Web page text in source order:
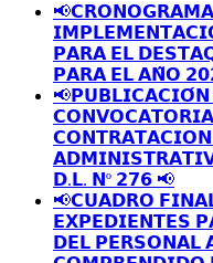
𝗣𝗔𝗥𝗔 𝗘𝗟
𝗣𝗔𝗥𝗔 𝗘𝗟 𝗔𝗡̃𝗢
𝗗.𝗟. 𝗡º 𝟮𝟳𝟲 📢
📢𝗖𝗨𝗔𝗗𝗥𝗢
𝗘𝗫𝗣𝗘𝗗𝗜𝗘𝗡𝗧𝗘𝗦
𝗗𝗘𝗟 𝗣𝗘𝗥𝗦𝗢𝗡𝗔𝗟